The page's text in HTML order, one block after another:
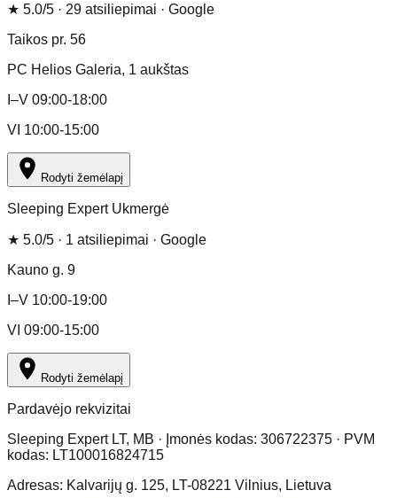
★ 5.0/5 · 29 atsiliepimai · Google
Taikos pr. 56
PC Helios Galeria, 1 aukštas
I–V 09:00-18:00
VI 10:00-15:00
Rodyti žemėlapį
Sleeping Expert Ukmergė
★ 5.0/5 · 1 atsiliepimai · Google
Kauno g. 9
I–V 10:00-19:00
VI 09:00-15:00
Rodyti žemėlapį
Pardavėjo rekvizitai
Sleeping Expert LT, MB · Įmonės kodas: 306722375 · PVM
kodas: LT100016824715
Adresas: Kalvarijų g. 125, LT-08221 Vilnius, Lietuva